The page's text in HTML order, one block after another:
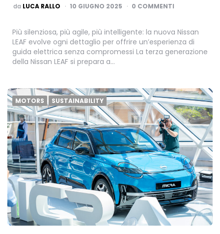
PUBBLICATO
da LUCA RALLO 10 GIUGNO 2025 0 COMMENTI
Più silenziosa, più agile, più intelligente: la nuova Nissan
LEAF evolve ogni dettaglio per offrire un’esperienza di
guida elettrica senza compromessi La terza generazione
della Nissan LEAF si prepara a…
MOTORS SUSTAINABILITY